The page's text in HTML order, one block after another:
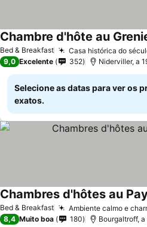
Bed & Breakfast Casa histórica do
Chambre d'hôte au
9,0 Excelente 352 Niderviller, a
Selecione as datas para ver os
exatos.
Bed & Breakfast Ambiente calmo e
Chambres d'hôtes au
8,4 Muito boa 180 Bourgaltroff,